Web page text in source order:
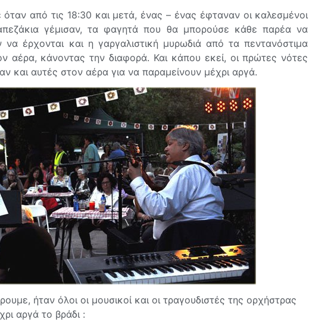
από τις 18:30 και μετά, ένας – ένας έφταναν οι καλεσμένοι
γέμισαν, τα φαγητά που θα μπορούσε κάθε παρέα να
να έρχονται και η γαργαλιστική μυρωδιά από τα πεντανόστιμα
αέρα, κάνοντας την διαφορά. Και κάπου εκεί, οι πρώτες νότες
και αυτές στον αέρα για να παραμείνουν μέχρι αργά.
ήταν όλοι οι μουσικοί και οι τραγουδιστές της ορχήστρας
αργά το βράδι :